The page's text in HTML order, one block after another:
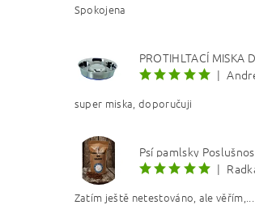
Spokojena
|
super miska, doporučuji
|
Zatím ještě netestováno, ale věřím,...